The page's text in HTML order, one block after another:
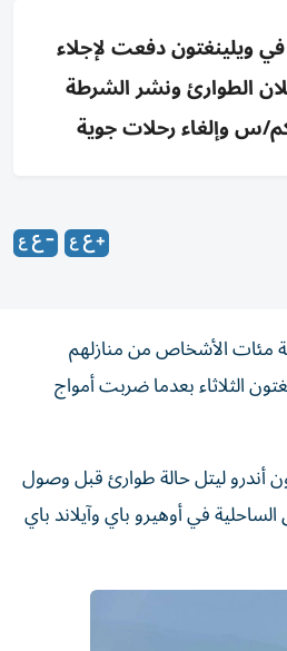
بارتفاع 11 م في ويلينغتون دفعت لإجلاء
الطوارئ ونشر الشرطة
مئات الأشخاص من منازلهم
الثلاثاء بعدما ضربت أمواج
أندرو ليتل حالة طوارئ قبل وصول
الساحلية في أوهيرو باي وآيلاند باي